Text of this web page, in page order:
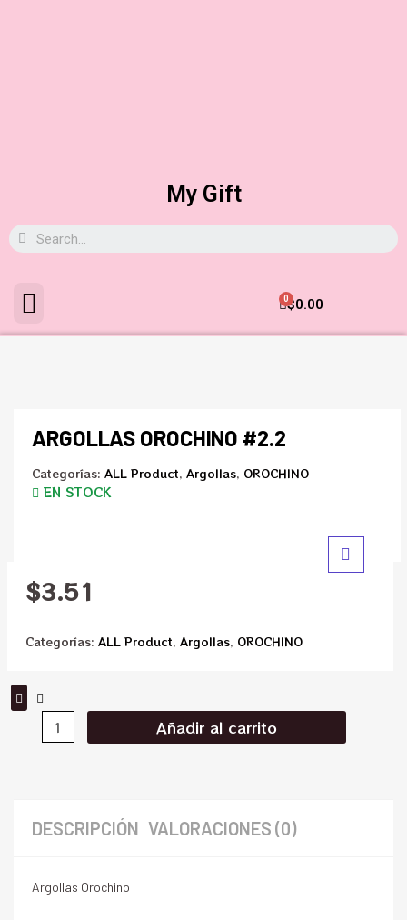
My Gift
$0.00
0
ARGOLLAS OROCHINO #2.2
Categorías: ALL Product, Argollas, OROCHINO
EN STOCK
$3.51
Categorías: ALL Product, Argollas, OROCHINO
Añadir al carrito
DESCRIPCIÓN VALORACIONES (0)
Argollas Orochino